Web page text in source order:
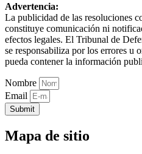
Advertencia:
La publicidad de las resoluciones
constituye comunicación ni
efectos legales. El Tribunal de
se responsabiliza por los errores u
pueda contener la información
Nombre
Email
Submit
Mapa de sitio